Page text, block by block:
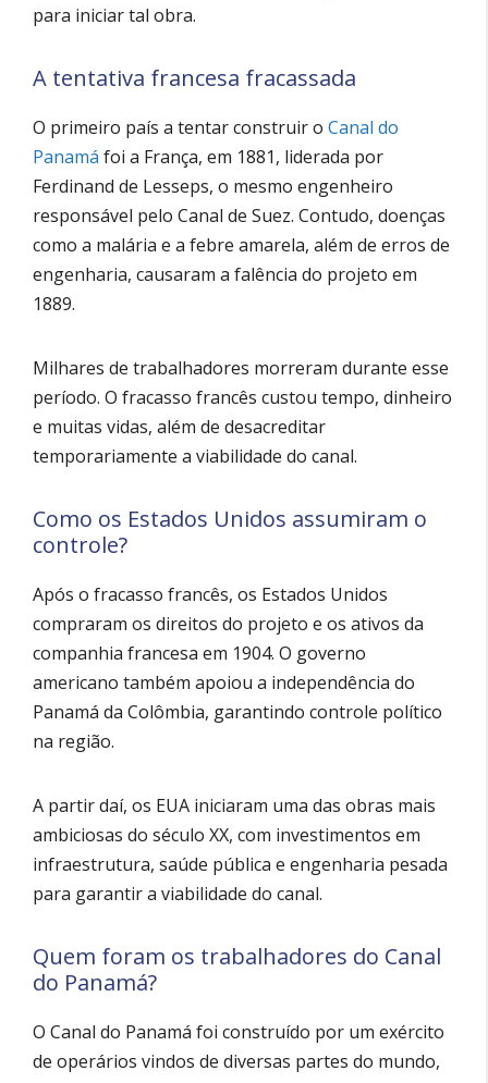
para iniciar tal obra.
A tentativa francesa fracassada
O primeiro país a tentar construir o Canal do
Panamá foi a França, em 1881, liderada por
Ferdinand de Lesseps, o mesmo engenheiro
responsável pelo Canal de Suez. Contudo, doenças
como a malária e a febre amarela, além de erros de
engenharia, causaram a falência do projeto em
1889.
Milhares de trabalhadores morreram durante esse
período. O fracasso francês custou tempo, dinheiro
e muitas vidas, além de desacreditar
temporariamente a viabilidade do canal.
Como os Estados Unidos assumiram o
controle?
Após o fracasso francês, os Estados Unidos
compraram os direitos do projeto e os ativos da
companhia francesa em 1904. O governo
americano também apoiou a independência do
Panamá da Colômbia, garantindo controle político
na região.
A partir daí, os EUA iniciaram uma das obras mais
ambiciosas do século XX, com investimentos em
infraestrutura, saúde pública e engenharia pesada
para garantir a viabilidade do canal.
Quem foram os trabalhadores do Canal
do Panamá?
O Canal do Panamá foi construído por um exército
de operários vindos de diversas partes do mundo,